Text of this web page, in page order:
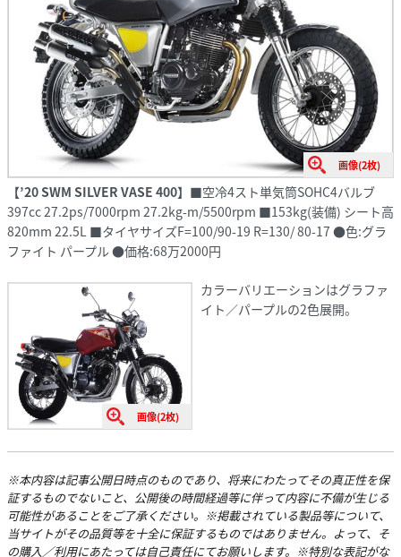
画像(2枚)
【’20 SWM SILVER VASE 400】 ■空冷4スト単気筒SOHC4バルブ
397cc 27.2ps/7000rpm 27.2kg-m/5500rpm ■153kg(装備) シート高
820mm 22.5L ■タイヤサイズF=100/90-19 R=130/ 80-17 ●色:グラ
ファイト パープル ●価格:68万2000円
画像(2枚)
カラーバリエーションはグラファ
イト／パープルの2色展開。
※本内容は記事公開日時点のものであり、将来にわたってその真正性を保
証するものでないこと、公開後の時間経過等に伴って内容に不備が生じる
可能性があることをご了承ください。※掲載されている製品等について、
当サイトがその品質等を十全に保証するものではありません。よって、そ
の購入／利用にあたっては自己責任にてお願いします。※特別な表記がな